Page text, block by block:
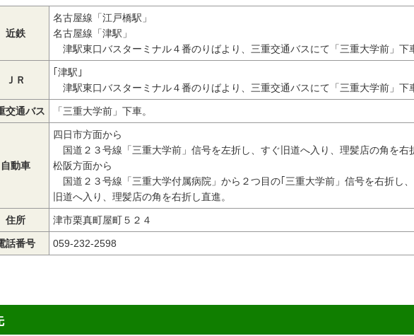
近鉄
名古屋線「江戸橋駅」
名古屋線「津駅」
津駅東口バスターミナル４番のりばより、三重交通バスにて「三重大学前」下
ＪＲ
｢津駅｣
津駅東口バスターミナル４番のりばより、三重交通バスにて「三重大学前」下
交通バス 「三重大学前」下車。
自動車
四日市方面から
国道２３号線「三重大学前」信号を左折し、すぐ旧道へ入り、理髪店の角を右
松阪方面から
国道２３号線「三重大学付属病院」から２つ目の｢三重大学前」信号を右折し
旧道へ入り、理髪店の角を右折し直進。
住所 津市栗真町屋町５２４
話番号 059-232-2598